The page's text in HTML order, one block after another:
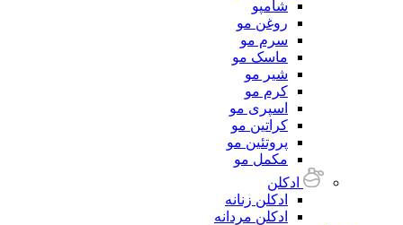
شامپو
روغن مو
سرم مو
ماسک مو
شیر مو
کرم مو
اسپری مو
کراتین مو
پروتئین مو
مکمل مو
ادکلن
ادکلن زنانه
ادکلن مردانه